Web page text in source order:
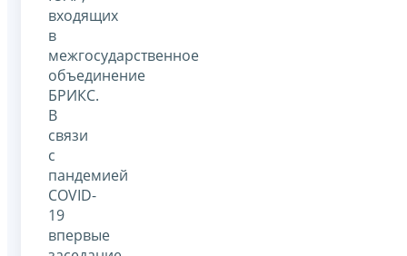
входящих
в
межгосударственное
объединение
БРИКС.
В
связи
с
пандемией
COVID-
19
впервые